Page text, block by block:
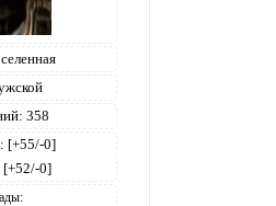
358
[+55/-0]
[+52/-0]